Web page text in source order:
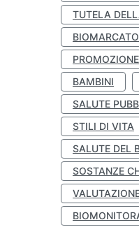
TUTELA
BAMBINI
SALUTE
STILI DI VITA
SALUTE DEL
SOSTANZE